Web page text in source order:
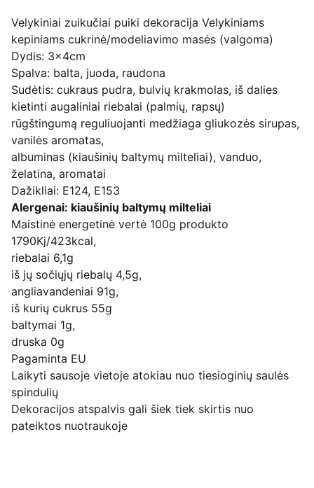
Velykiniai zuikučiai puiki dekoracija Velykiniams
kepiniams cukrinė/modeliavimo masės (valgoma)
Dydis: 3x4cm
Spalva: balta, juoda, raudona
Sudėtis: cukraus pudra, bulvių krakmolas, iš dalies
kietinti augaliniai riebalai (palmių, rapsų)
rūgštingumą reguliuojanti medžiaga gliukozės sirupas,
vanilės aromatas,
albuminas (kiaušinių baltymų milteliai), vanduo,
želatina, aromatai
Dažikliai: E124, E153
Alergenai: kiaušinių baltymų milteliai
Maistinė energetinė vertė 100g produkto
1790Kj/423kcal,
riebalai 6,1g
iš jų sočiųjų riebalų 4,5g,
angliavandeniai 91g,
iš kurių cukrus 55g
baltymai 1g,
druska 0g
Pagaminta EU
Laikyti sausoje vietoje atokiau nuo tiesioginių saulės
spindulių
Dekoracijos atspalvis gali šiek tiek skirtis nuo
pateiktos nuotraukoje